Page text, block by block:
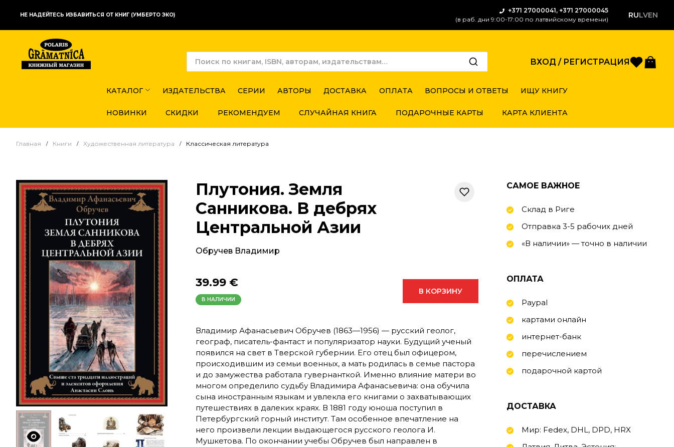
НЕ НАДЕЙТЕСЬ ИЗБАВИТЬСЯ ОТ КНИГ (УМБЕРТО ЭКО)
+371 27000041, +371 27000045
(в раб. дни 9:00-17:00 по латвийскому времени)
RULVEN
ВХОД / РЕГИСТРАЦИЯ
КАТАЛОГ ИЗДАТЕЛЬСТВА СЕРИИ АВТОРЫ ДОСТАВКА ОПЛАТА ВОПРОСЫ И ОТВЕТЫ ИЩУ КНИГУ
НОВИНКИ СКИДКИ РЕКОМЕНДУЕМ СЛУЧАЙНАЯ КНИГА ПОДАРОЧНЫЕ КАРТЫ КАРТА КЛИЕНТА
Главная Книги Художественная литература Классическая литература
Плутония. Земля
Санникова. В дебрях
Центральной Азии
Обручев Владимир
39.99 €
В НАЛИЧИИ
В КОРЗИНУ
Владимир Афанасьевич Обручев (1863—1956) — русский геолог,
географ, писатель-фантаст и популяризатор науки. Будущий ученый
появился на свет в Тверской губернии. Его отец был офицером,
происходившим из семьи военных, а мать родилась в семье пастора
и до замужества работала гувернанткой. Именно влияние матери во
многом определило судьбу Владимира Афанасьевича: она обучила
сына иностранным языкам и увлекла его книгами о захватывающих
путешествиях в далеких краях. В 1881 году юноша поступил в
Петербургский горный институт. Там особенное впечатление на
него произвели лекции выдающегося русского геолога И.
Мушкетова. По окончании учебы Обручев был направлен в
САМОЕ ВАЖНОЕ
Склад в Риге
Отправка 3-5 рабочих дней
«В наличии» — точно в наличии
ОПЛАТА
Paypal
картами онлайн
интернет-банк
перечислением
подарочной картой
ДОСТАВКА
Мир: Fedex, DHL, DPD, HRX